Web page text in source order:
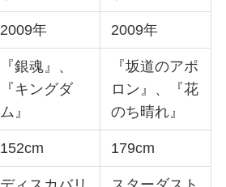
2009年 2009年
『銀魂』、
『キングダ
ム』
『坂道のアポ
ロン』、『花
のち晴れ』
152cm 179cm